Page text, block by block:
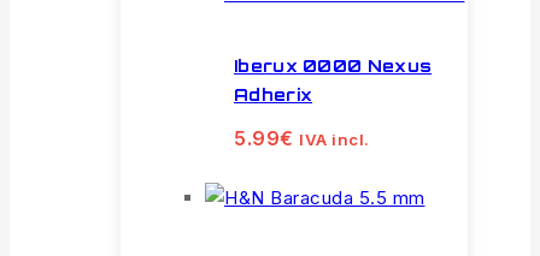
Iberux 0000 Nexus
Adherix
5.99€ IVA incl.